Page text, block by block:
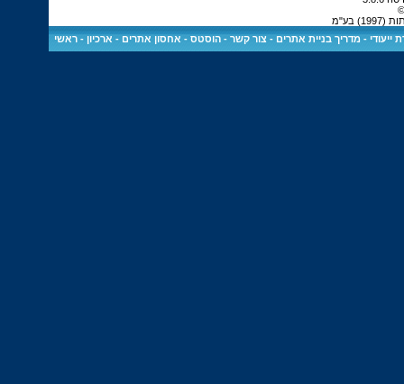
בע"מ
ייעודי -מדריך בניית אתרים -צור קשר -הוסטס - אחסון אתרים - ארכיון -ראשי